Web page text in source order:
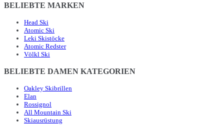
BELIEBTE MARKEN
Head Ski
Atomic Ski
Leki Skistöcke
Atomic Redster
Völkl Ski
BELIEBTE DAMEN KATEGORIEN
Oakley Skibrillen
Elan
Rossignol
All Mountain Ski
Skiausrüstung